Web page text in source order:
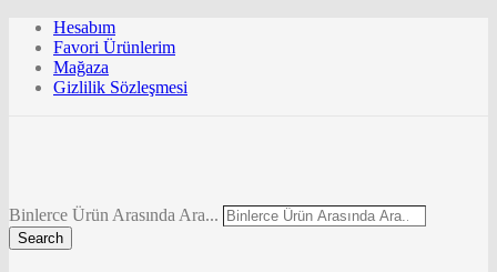
Hesabım
Favori Ürünlerim
Mağaza
Gizlilik Sözleşmesi
Binlerce Ürün Arasında Ara...
Search